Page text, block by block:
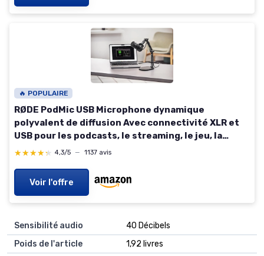
🔥 POPULAIRE
RØDE PodMic USB Microphone dynamique
polyvalent de diffusion Avec connectivité XLR et
USB pour les podcasts, le streaming, le jeu, la
création musicale et de contenu (Noir)
★★★★★
★★★★★ 4,3/5 — 1137 avis
Voir l'offre
Sensibilité audio
‎40 Décibels
Poids de l'article
‎1,92 livres